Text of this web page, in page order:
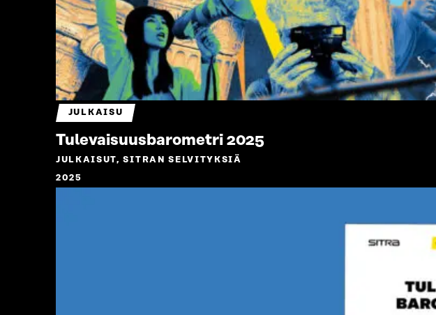
JULKAISU
Tulevaisuusbarometri 2025
JULKAISUT, SITRAN SELVITYKSIÄ
2025